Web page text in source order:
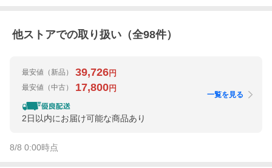
他ストアでの取り扱い（全98件）
最安値 （新品） 39,726円
最安値 （中古） 17,800円
2日以内にお届け可能な商品あり
一覧を見る
8/8 0:00時点